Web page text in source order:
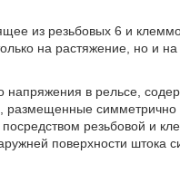
из резьбовых 6 и
на растяжение, но и
в рельсе,
симметрично
резьбовой и
поверхности штока